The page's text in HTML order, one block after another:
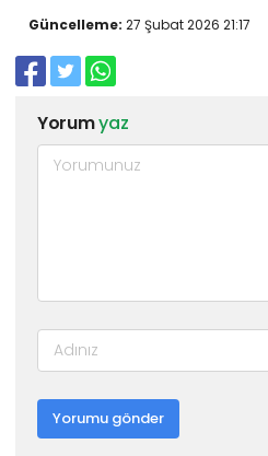
Güncelleme: 27 Şubat 2026 21:17
Yorumyaz
Yorumu gönder